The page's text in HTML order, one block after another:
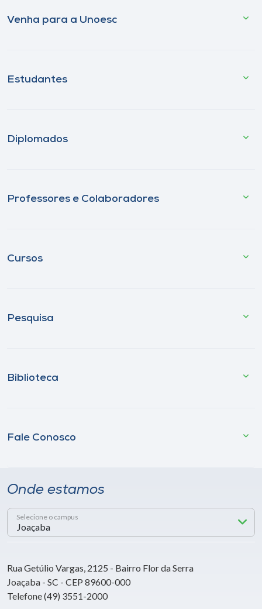
Venha para a Unoesc
Estudantes
Diplomados
Professores e Colaboradores
Cursos
Pesquisa
Biblioteca
Fale Conosco
Onde estamos
Selecione o campus
Rua Getúlio Vargas, 2125 - Bairro Flor da Serra
Joaçaba - SC - CEP 89600-000
Telefone (49) 3551-2000